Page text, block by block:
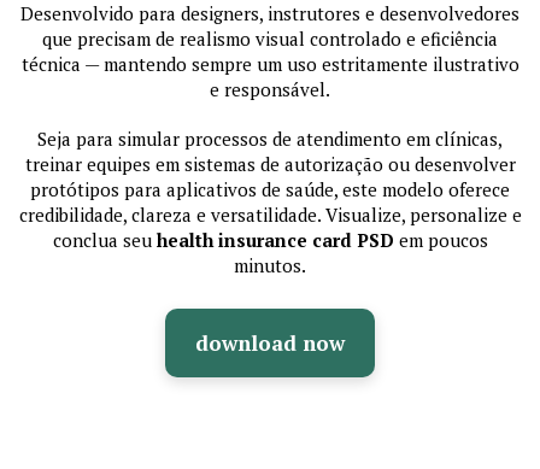
Desenvolvido para designers, instrutores e desenvolvedores
que precisam de realismo visual controlado e eficiência
técnica — mantendo sempre um uso estritamente ilustrativo
e responsável.
Seja para simular processos de atendimento em clínicas,
treinar equipes em sistemas de autorização ou desenvolver
protótipos para aplicativos de saúde, este modelo oferece
credibilidade, clareza e versatilidade. Visualize, personalize e
conclua seu health insurance card PSD em poucos
minutos.
download now